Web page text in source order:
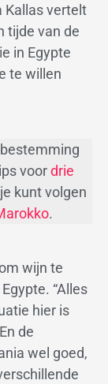
Kallas vertelt
tijde van de
in Egypte
te willen
voordrie
kunt volgen
.
wijn te
“Alles
hier is
de
wel goed,